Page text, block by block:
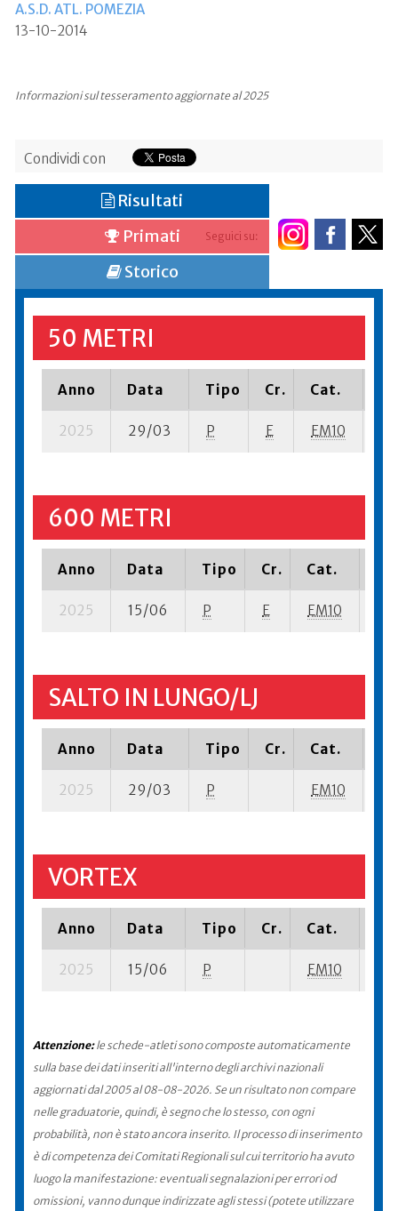
A.S.D. ATL. POMEZIA
13-10-2014
Informazioni sul tesseramento aggiornate al 2025
Condividi con
Seguici su:
Risultati
Primati
Storico
50 METRI
Anno Data Tipo Cr. Cat.
2025 29/03 P E EM10
600 METRI
Anno Data Tipo Cr. Cat.
2025 15/06 P E EM10
SALTO IN LUNGO/LJ
Anno Data Tipo Cr. Cat.
2025 29/03 P EM10
VORTEX
Anno Data Tipo Cr. Cat.
2025 15/06 P EM10
Attenzione:le schede-atleti sono composte automaticamente
sulla base dei dati inseriti all'interno degli archivi nazionali
aggiornati dal 2005 al 08-08-2026. Se un risultato non compare
nelle graduatorie, quindi, è segno che lo stesso, con ogni
probabilità, non è stato ancora inserito. Il processo di inserimento
è di competenza dei Comitati Regionali sul cui territorio ha avuto
luogo la manifestazione: eventuali segnalazioni per errori od
omissioni, vanno dunque indirizzate agli stessi (potete utilizzare